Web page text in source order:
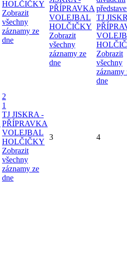
HOLČIČKY
Zobrazit
všechny
záznamy ze
dne
PŘÍPRAVKA
VOLEJBAL
HOLČIČKY
Zobrazit
všechny
záznamy ze
dne
TJ
Zobrazit
všechny
záznamy
dne
2
1
TJ JISKRA -
PŘÍPRAVKA
VOLEJBAL
HOLČIČKY
Zobrazit
všechny
záznamy ze
dne
3 4